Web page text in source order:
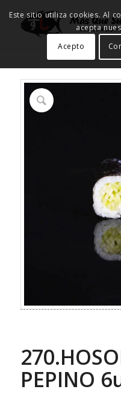
PEPINO
Este sitio utiliza cookies. Al
acepta
Acepto